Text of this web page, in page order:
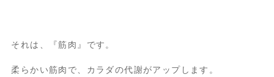
それは、『筋肉』です。
柔らかい筋肉で、カラダの代謝がアップします。